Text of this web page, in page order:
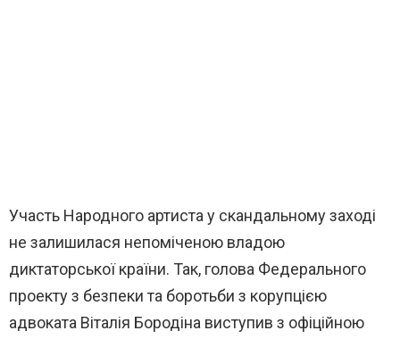
Участь Народного артиста у скандальному заході
не залишилася непоміченою владою
диктаторської країни. Так, голова Федерального
проекту з безпеки та боротьби з корупцією
адвоката Віталія Бородіна виступив з офіційною